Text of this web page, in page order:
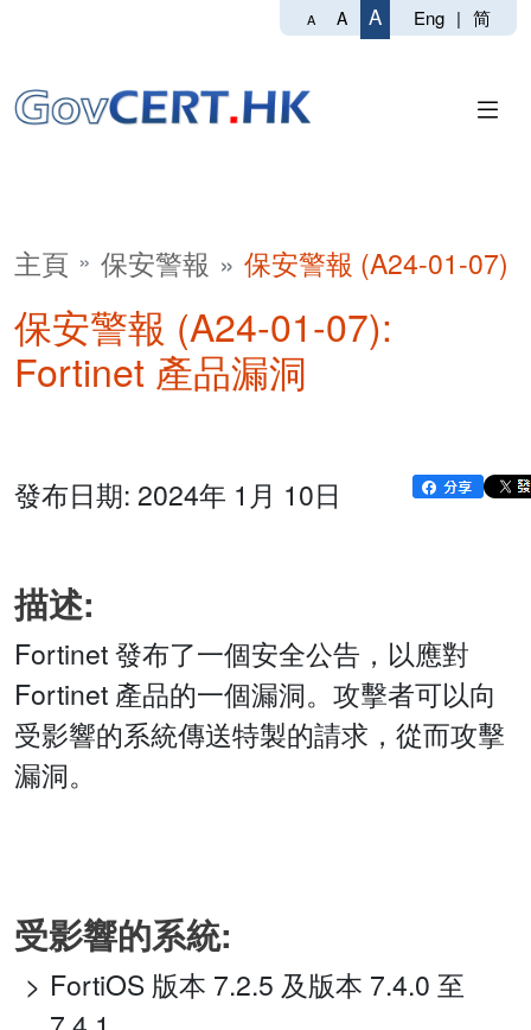
A A A Eng | 简
主頁 保安警報 保安警報 (A24-01-07)
保安警報 (A24-01-07):
Fortinet 產品漏洞
發布日期: 2024年 1月 10日
描述:
Fortinet 發布了一個安全公告，以應對
Fortinet 產品的一個漏洞。攻擊者可以向
受影響的系統傳送特製的請求，從而攻擊
漏洞。
受影響的系統:
FortiOS 版本 7.2.5 及版本 7.4.0 至